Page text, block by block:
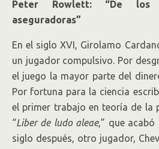
Peter Rowlett: “De
aseguradoras”
En el siglo XVI, Girolamo
un jugador compulsivo. Por
el juego la mayor parte del
Por fortuna para la ciencia
el primer trabajo en teoría de la
“Liber de ludo aleae,” que acabó
siglo después, otro jugador,